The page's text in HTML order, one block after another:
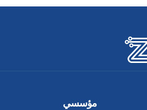
مؤسسي